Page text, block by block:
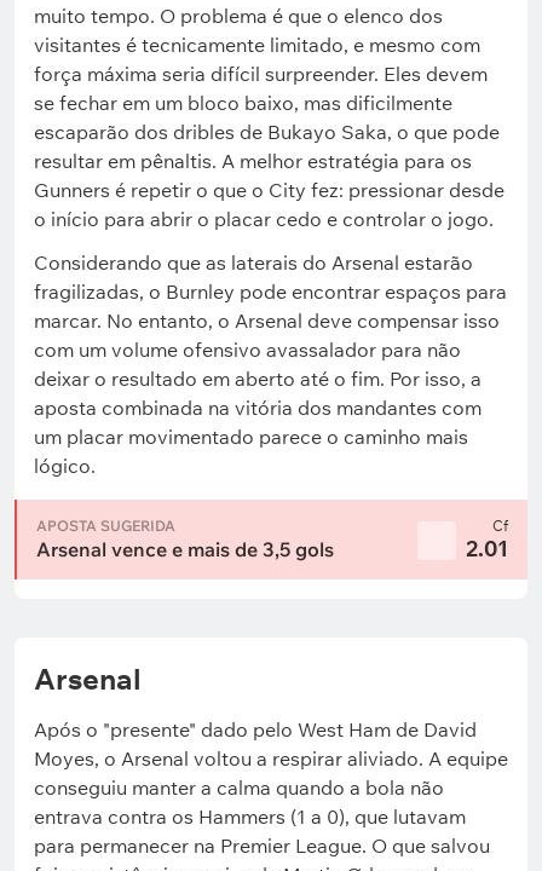
muito tempo. O problema é que o elenco dos
visitantes é tecnicamente limitado, e mesmo com
força máxima seria difícil surpreender. Eles devem
se fechar em um bloco baixo, mas dificilmente
escaparão dos dribles de Bukayo Saka, o que pode
resultar em pênaltis. A melhor estratégia para os
Gunners é repetir o que o City fez: pressionar desde
o início para abrir o placar cedo e controlar o jogo.
Considerando que as laterais do Arsenal estarão
fragilizadas, o Burnley pode encontrar espaços para
marcar. No entanto, o Arsenal deve compensar isso
com um volume ofensivo avassalador para não
deixar o resultado em aberto até o fim. Por isso, a
aposta combinada na vitória dos mandantes com
um placar movimentado parece o caminho mais
lógico.
APOSTA SUGERIDA
Arsenal vence e mais de 3,5 gols
Cf
2.01
Arsenal
Após o "presente" dado pelo West Ham de David
Moyes, o Arsenal voltou a respirar aliviado. A equipe
conseguiu manter a calma quando a bola não
entrava contra os Hammers (1 a 0), que lutavam
para permanecer na Premier League. O que salvou